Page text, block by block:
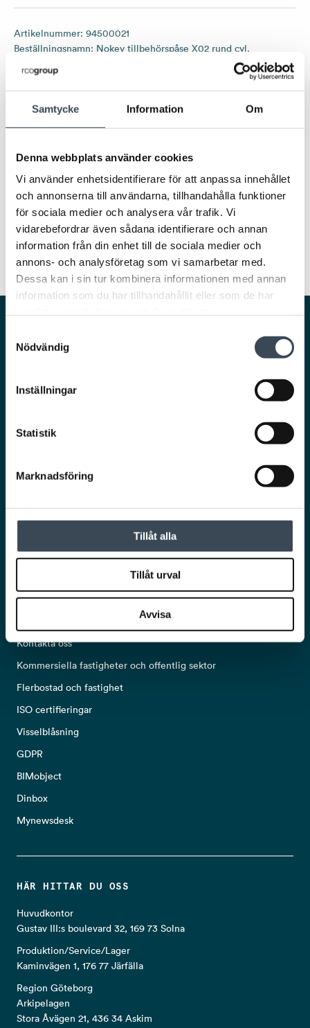
Samtycke Information Om
Denna webbplats använder cookies
Vi använder enhetsidentifierare för att anpassa innehållet
och annonserna till användarna, tillhandahålla funktioner
för sociala medier och analysera vår trafik. Vi
vidarebefordrar även sådana identifierare och annan
information från din enhet till de sociala medier och
annons- och analysföretag som vi samarbetar med.
Dessa kan i sin tur kombinera informationen med annan
information som du har tillhandahållit eller som de har
Nödvändig
Inställningar
Statistik
Marknadsföring
Tillåt alla
Tillåt urval
Avvisa
Artikelnummer: 94500021
Beställningsnamn: Nokey tillbehörspåse X02 rund cyl.
smidig vardag.
POPULÄRA LÄNKAR
Kontakta oss
Kommersiella fastigheter och offentlig sektor
Flerbostad och fastighet
ISO certifieringar
Visselblåsning
GDPR
BIMobject
Dinbox
Mynewsdesk
HÄR HITTAR DU OSS
Huvudkontor
Gustav III:s boulevard 32, 169 73 Solna
Produktion/Service/Lager
Kaminvägen 1, 176 77 Järfälla
Region Göteborg
Arkipelagen
Stora Åvägen 21, 436 34 Askim